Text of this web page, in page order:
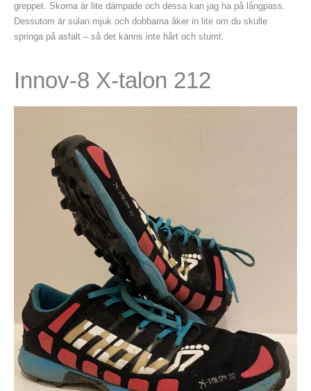
greppet. Skorna är lite dämpade och dessa kan jag ha på långpass.
Dessutom är sulan mjuk och dobbarna åker in lite om du skulle
springa på asfalt – så det känns inte hårt och stumt.
Innov-8 X-talon 212